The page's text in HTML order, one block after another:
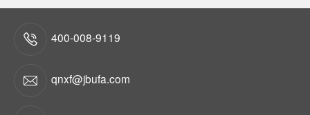
400-008-9119
qnxf@jbufa.com